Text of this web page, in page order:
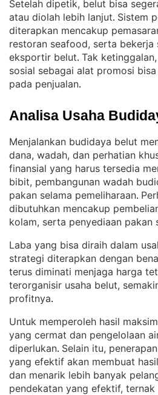
Setelah dipetik, belut bisa
atau diolah lebih lanjut. Sistem
diterapkan mencakup
restoran seafood, serta bekerja
eksportir belut. Tak
sosial sebagai alat promosi
pada penjualan.
Analisa Usaha
Menjalankan budidaya belut
dana, wadah, dan perhatian
finansial yang harus tersedia
bibit, pembangunan wadah
pakan selama pemeliharaan.
dibutuhkan mencakup
kolam, serta penyediaan pakan
Laba yang bisa diraih dalam
strategi diterapkan dengan
terus diminati menjaga harga
terorganisir usaha belut,
profitnya.
Untuk memperoleh hasil
yang cermat dan pengelolaan
diperlukan. Selain itu,
yang efektif akan membuat
dan menarik lebih banyak
pendekatan yang efektif,